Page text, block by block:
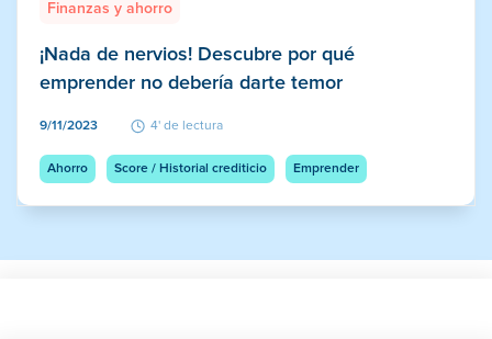
Finanzas y ahorro
¡Nada de nervios! Descubre por qué
emprender no debería darte temor
9/11/2023 4' de lectura
Ahorro Score / Historial crediticio Emprender